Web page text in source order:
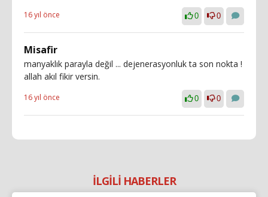
16 yıl önce 0 0
Misafir
manyaklık parayla değil ... dejenerasyonluk ta son nokta !
allah akıl fikir versin.
16 yıl önce 0 0
İLGİLİ HABERLER